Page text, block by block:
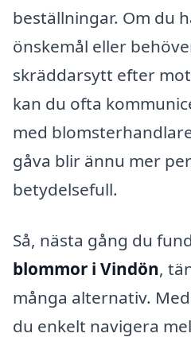
beställningar. Om du
önskemål eller
skräddarsytt efter
kan du ofta
med
gåva blir ännu mer
betydelsefull.
Så, nästa gång du
blommor i Vindön,
många alternativ.
du enkelt navigera